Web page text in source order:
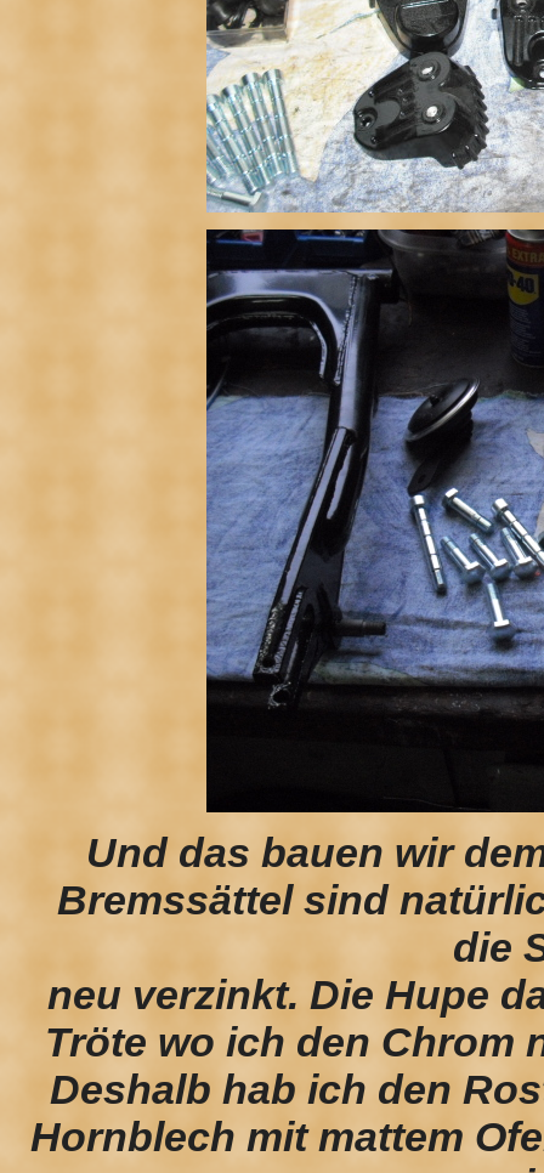
Und das bauen wir
Bremssättel sind
die
neu verzinkt. Die Hupe
Tröte wo ich den Chrom
Deshalb hab ich den
Hornblech mit mattem